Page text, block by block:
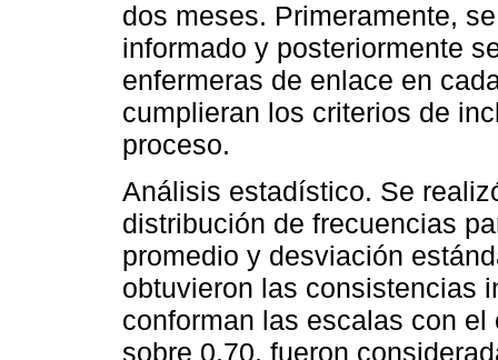
dos meses. Primeramente,
informado y posteriormente
enfermeras de enlace en
cumplieran los criterios de
proceso.
Análisis estadístico. Se
distribución de frecuencias
promedio y desviación
obtuvieron las consistencias
conforman las escalas con
sobre 0.70, fueron